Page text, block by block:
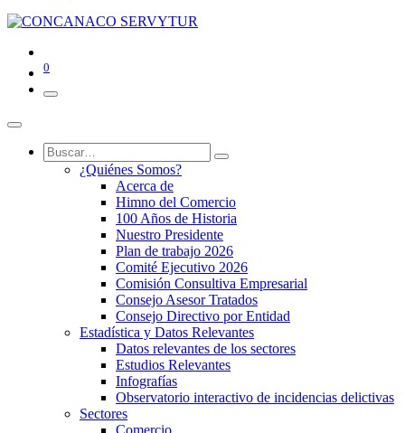
0
¿Quiénes Somos?
Acerca de
Himno del Comercio
100 Años de Historia
Nuestro Presidente
Plan de trabajo 2026
Comité Ejecutivo 2026
Comisión Consultiva Empresarial
Consejo Asesor Tratados
Consejo Directivo por Entidad
Estadística y Datos Relevantes
Datos relevantes de los sectores
Estudios Relevantes
Infografías
Observatorio interactivo de incidencias delictivas
Sectores
Comercio